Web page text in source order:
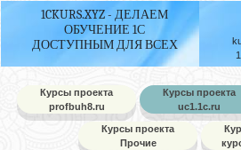
1CKURS.XYZ - ДЕЛАЕМ
ОБУЧЕНИЕ 1С
ДОСТУПНЫМ ДЛЯ ВСЕХ
Курсы проекта
profbuh8.ru
Курсы проекта
uc1.1c.ru
Курсы проекта
Прочие